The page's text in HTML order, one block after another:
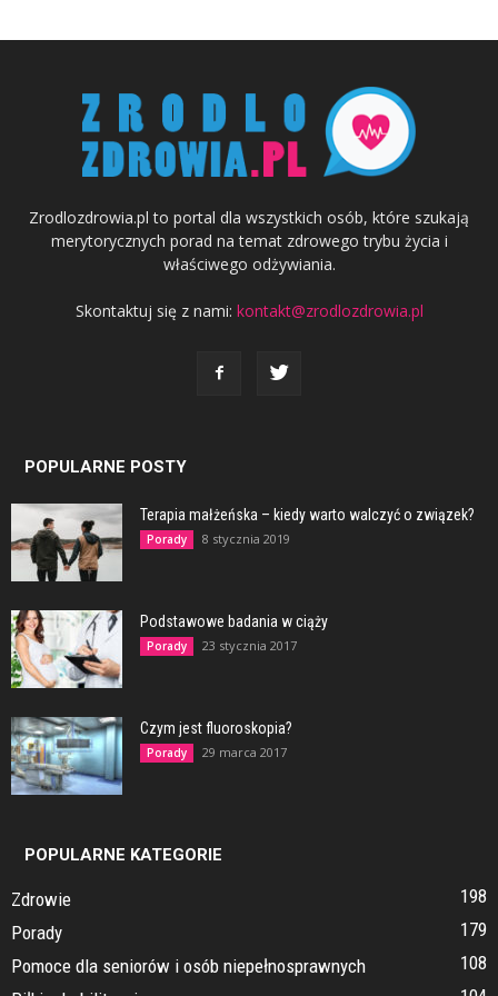
Zrodlozdrowia.pl to portal dla wszystkich osób, które szukają
merytorycznych porad na temat zdrowego trybu życia i
właściwego odżywiania.
Skontaktuj się z nami: kontakt@zrodlozdrowia.pl
POPULARNE POSTY
Terapia małżeńska – kiedy warto walczyć o związek?
Porady 8 stycznia 2019
Podstawowe badania w ciąży
Porady 23 stycznia 2017
Czym jest fluoroskopia?
Porady 29 marca 2017
POPULARNE KATEGORIE
Zdrowie
198
Porady
179
Pomoce dla seniorów i osób niepełnosprawnych
108